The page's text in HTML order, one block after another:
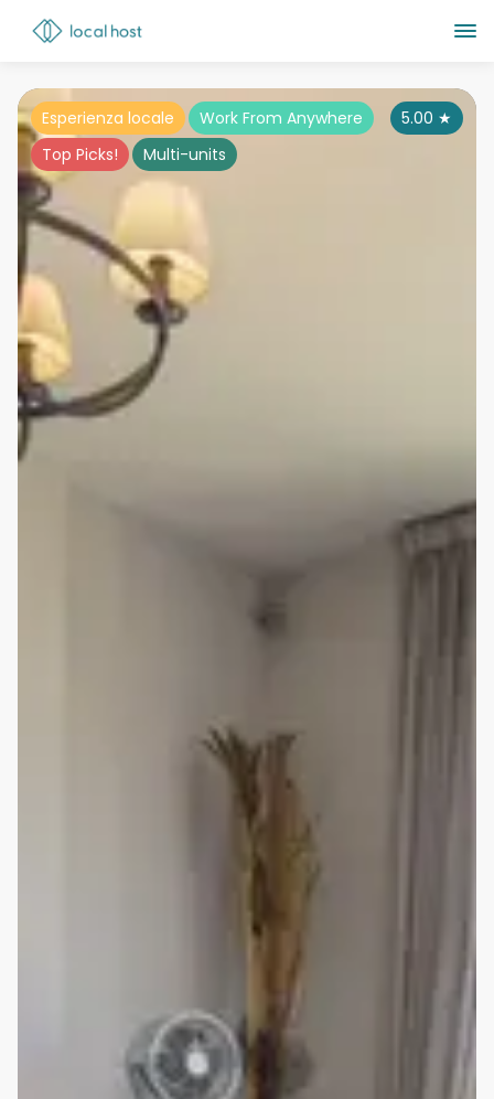
5.00 ★
Esperienza locale
Work From Anywhere
Top Picks!
Multi-units